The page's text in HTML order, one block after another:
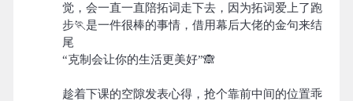
觉，会一直一直陪拓词走下去，因为拓词爱上了跑
步🏃是一件很棒的事情，借用幕后大佬的金句来结
尾
“克制会让你的生活更美好”🙈
趁着下课的空隙发表心得，抢个靠前中间的位置乖